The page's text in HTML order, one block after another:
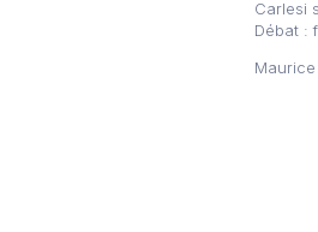
Carlesi
Débat :